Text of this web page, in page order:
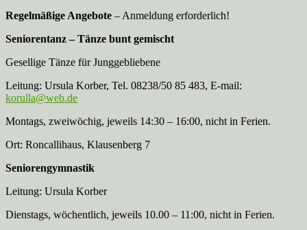
Regelmäßige Angebote – Anmeldung erforderlich!
Seniorentanz – Tänze bunt gemischt
Gesellige Tänze für Junggebliebene
Leitung: Ursula Korber, Tel. 08238/50 85 483, E-mail:
korulla@web.de
Montags, zweiwöchig, jeweils 14:30 – 16:00, nicht in Ferien.
Ort: Roncallihaus, Klausenberg 7
Seniorengymnastik
Leitung: Ursula Korber
Dienstags, wöchentlich, jeweils 10.00 – 11:00, nicht in Ferien.